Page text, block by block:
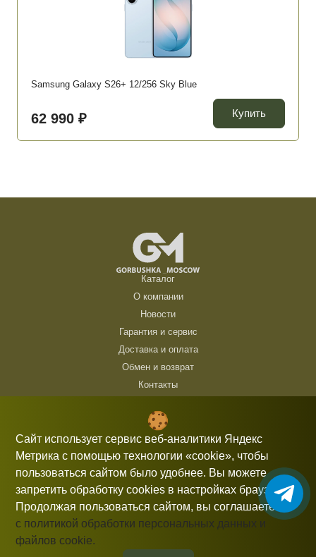
Samsung Galaxy S26+ 12/256 Sky Blue
62 990 ₽ Купить
Каталог
О компании
Новости
Гарантия и сервис
Доставка и оплата
Обмен и возврат
Контакты
10:00 — 21:00 без выходных
gorbushka-moscow@yandex.ru
Информация, представленная на сайте, не является публичной
Сайт использует сервис веб-аналитики Яндекс
Метрика с помощью технологии «cookie», чтобы
пользоваться сайтом было удобнее. Вы можете
запретить обработку cookies в настройках браузера.
Продолжая пользоваться сайтом, вы соглашаетесь
с политикой обработки персональных данных и
файлов cookie.